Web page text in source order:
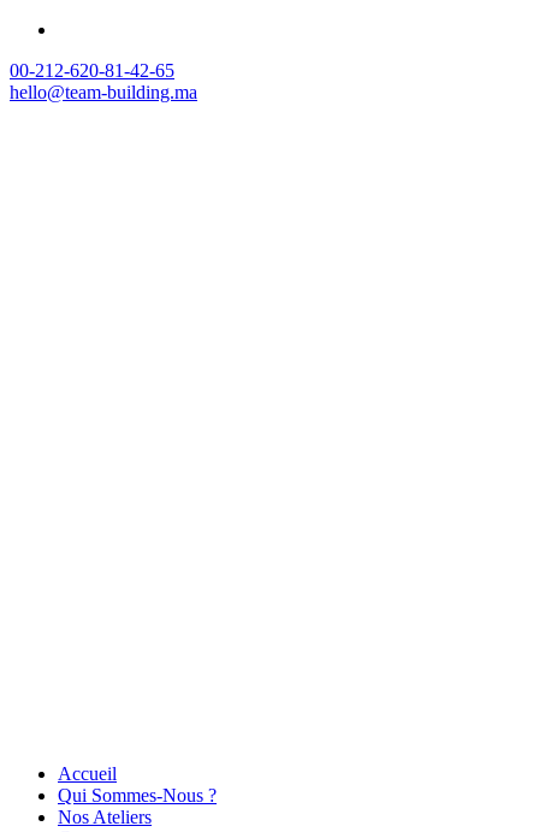
00-212-620-81-42-65
hello@team-building.ma
Accueil
Qui Sommes-Nous ?
Nos Ateliers